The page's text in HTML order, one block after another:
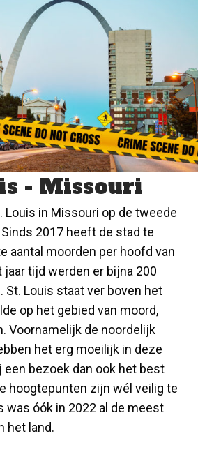
- Missouri
Louis in Missouri op de tweede
2017 heeft de stad te
aantal moorden per hoofd van
jaar tijd werden er bijna 200
St. Louis staat ver boven het
op het gebied van moord,
Voornamelijk de noordelijk
het erg moeilijk in deze
een bezoek dan ook het best
hoogtepunten zijn wél veilig te
was óók in 2022 al de meest
het land.